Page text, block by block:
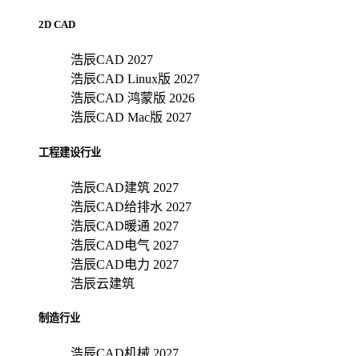
2D CAD
浩辰CAD 2027
浩辰CAD Linux版 2027
浩辰CAD 鸿蒙版 2026
浩辰CAD Mac版 2027
工程建设行业
浩辰CAD建筑 2027
浩辰CAD给排水 2027
浩辰CAD暖通 2027
浩辰CAD电气 2027
浩辰CAD电力 2027
浩辰云建筑
制造行业
浩辰CAD机械 2027